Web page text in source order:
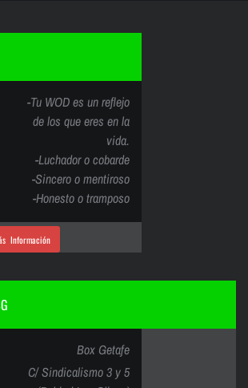
-Tu WOD es un reflejo
de los que eres en la
vida.
-Luchador o cobarde
-Sincero o mentiroso
-Honesto o tramposo
Información
Box Getafe
C/ Sindicalismo 3 y 5